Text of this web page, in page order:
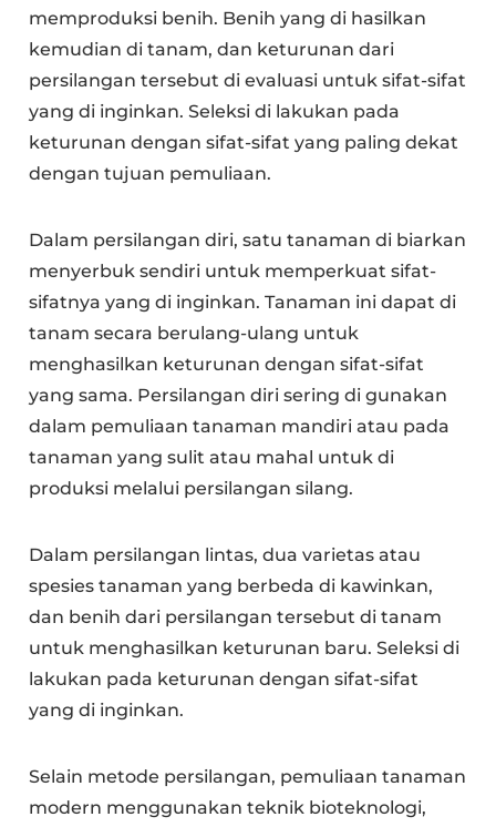
memproduksi benih. Benih yang di hasilkan
kemudian di tanam, dan keturunan dari
persilangan tersebut di evaluasi untuk sifat-sifat
yang di inginkan. Seleksi di lakukan pada
keturunan dengan sifat-sifat yang paling dekat
dengan tujuan pemuliaan.
Dalam persilangan diri, satu tanaman di biarkan
menyerbuk sendiri untuk memperkuat sifat-
sifatnya yang di inginkan. Tanaman ini dapat di
tanam secara berulang-ulang untuk
menghasilkan keturunan dengan sifat-sifat
yang sama. Persilangan diri sering di gunakan
dalam pemuliaan tanaman mandiri atau pada
tanaman yang sulit atau mahal untuk di
produksi melalui persilangan silang.
Dalam persilangan lintas, dua varietas atau
spesies tanaman yang berbeda di kawinkan,
dan benih dari persilangan tersebut di tanam
untuk menghasilkan keturunan baru. Seleksi di
lakukan pada keturunan dengan sifat-sifat
yang di inginkan.
Selain metode persilangan, pemuliaan tanaman
modern menggunakan teknik bioteknologi,